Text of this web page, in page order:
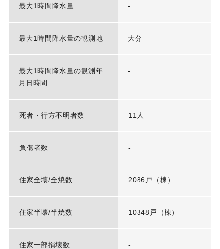
最大1時間降水量 -
最大1時間降水量の観測地 大分
最大1時間降水量の観測年
月日時間
-
死者・行方不明者数 11人
負傷者数 -
住家全壊/全焼数 2086戸（棟）
住家半壊/半焼数 10348戸（棟）
住家一部損壊数 -